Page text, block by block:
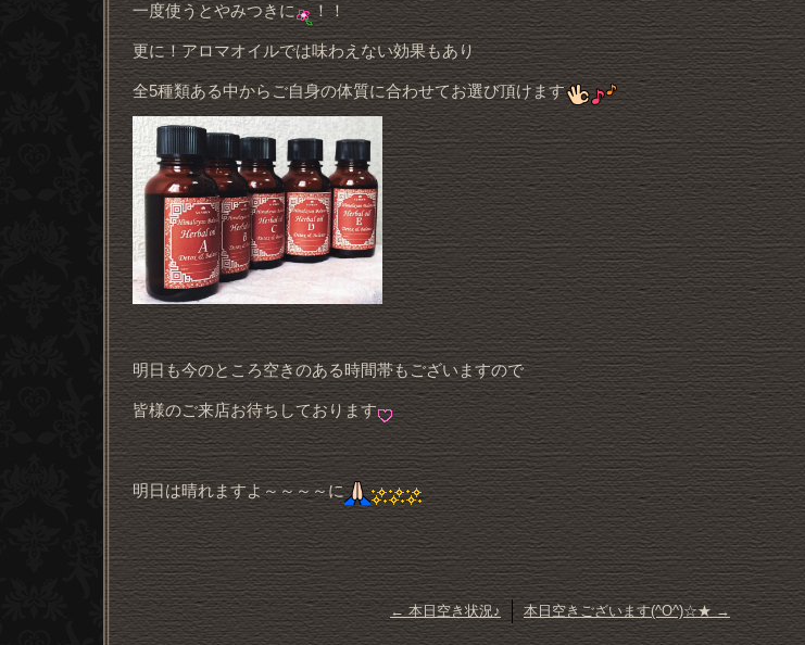
一度使うとやみつきに ！！
更に！アロマオイルでは味わえない効果もあり
全5種類ある中からご自身の体質に合わせてお選び頂けます
明日も今のところ空きのある時間帯もございますので
皆様のご来店お待ちしております
明日は晴れますよ～～～～に
←本日空き状況♪ 本日空きございます(^O^)☆★ →